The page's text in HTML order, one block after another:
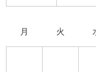
月 火